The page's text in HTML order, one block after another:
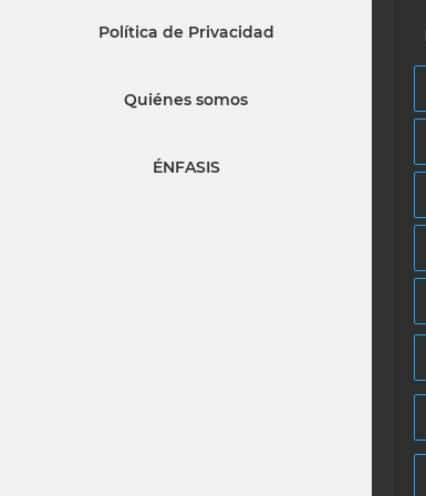
Política de Privacidad
Quiénes somos
ÉNFASIS